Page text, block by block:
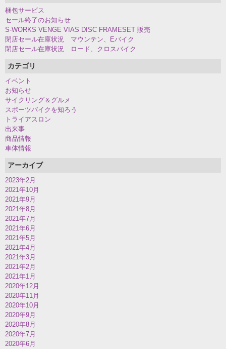
梱包サービス
セール終了のお知らせ
S-WORKS VENGE VIAS DISC FRAMESET 販売
閉店セール在庫状況 マウンテン、Eバイク
閉店セール在庫状況 ロード、クロスバイク
カテゴリ
イベント
お知らせ
サイクリング＆グルメ
スポーツバイクを知ろう
トライアスロン
出来事
商品情報
車体情報
アーカイブ
2023年2月
2021年10月
2021年9月
2021年8月
2021年7月
2021年6月
2021年5月
2021年4月
2021年3月
2021年2月
2021年1月
2020年12月
2020年11月
2020年10月
2020年9月
2020年8月
2020年7月
2020年6月